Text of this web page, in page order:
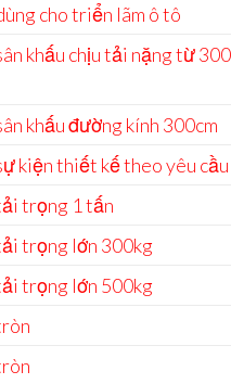
cho triển lãm ô tô
khấu chịu tải nặng từ
khấu đường kính 300cm
kiện thiết kế theo yêu cầu
trọng 1 tấn
trọng lớn 300kg
trọng lớn 500kg